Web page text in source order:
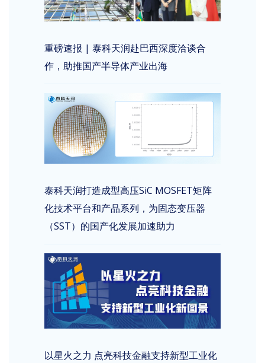
重磅速报 | 泰科天润赴巴西深度洽谈合
作，助推国产半导体产业出海
泰科天润打造成型高压SiC MOSFET矩阵
化技术平台和产品系列，为固态变压器
（SST）的国产化发展加速助力
以星火之力 点亮科技金融支持新型工业化